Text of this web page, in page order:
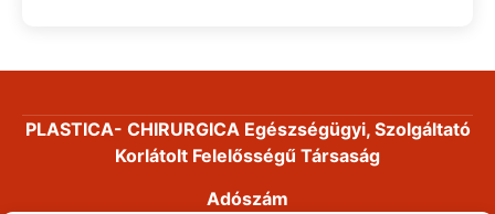
PLASTICA- CHIRURGICA Egészségügyi, Szolgáltató
Korlátolt Felelősségű Társaság
Adószám